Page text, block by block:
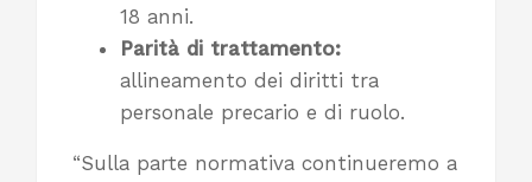
18 anni.
Parità di trattamento:
allineamento dei diritti tra
personale precario e di ruolo.
“Sulla parte normativa continueremo a